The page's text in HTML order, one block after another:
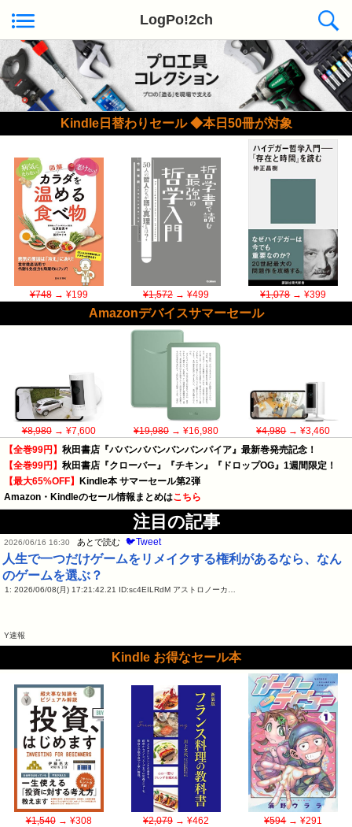
LogPo!2ch
Kindle日替わりセール ◆本日50冊が対象
¥748→ ¥199 ¥1,572→ ¥499 ¥1,078→ ¥399
Amazonデバイスサマーセール
¥8,980→ ¥7,600 ¥19,980→ ¥16,980 ¥4,980→ ¥3,460
【全巻99円】 秋田書店『ババンババンバンバンパイア』最新巻発売記念！
【全巻99円】 秋田書店『クローバー』『チキン』『ドロップOG』1週間限定！
【最大65%OFF】 Kindle本 サマーセール第2弾
Amazon・Kindleのセール情報まとめはこちら
注目の記事
2026/06/16 16:30 あとで読む 🐦Tweet
人生で一つだけゲームをリメイクする権利があるなら、なん
のゲームを選ぶ？
1: 2026/06/08(月) 17:21:42.21 ID:sc4EILRdM アストロノーカ…
Y速報
Kindle お得なセール本
¥1,540→ ¥308 ¥2,079→ ¥462 ¥594→ ¥291